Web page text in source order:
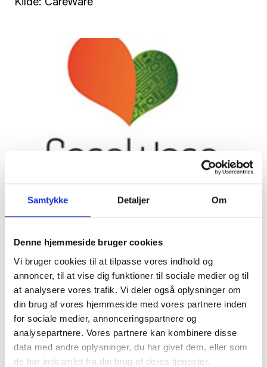
Samtykke Detaljer Om
Denne hjemmeside bruger cookies
Vi bruger cookies til at tilpasse vores indhold og
annoncer, til at vise dig funktioner til sociale medier og til
at analysere vores trafik. Vi deler også oplysninger om
din brug af vores hjemmeside med vores partnere inden
for sociale medier, annonceringspartnere og
analysepartnere. Vores partnere kan kombinere disse
data med andre oplysninger, du har givet dem, eller som
de har indsamlet fra din brug af deres tjenester.
Tilmeld dig vores nyhedsbrev
Vil du opdateres på, hvad der rør sig inden
for sundheds- og velfærdsteknologien uge
efter uge?